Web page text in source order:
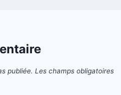
publiée. Les champs obligatoires